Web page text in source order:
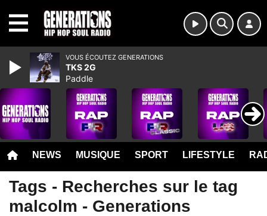
NEWS MUSIQUE SPORT LIFESTYLE
Tags - Recherches sur le tag
malcolm - Generations
VOUS ÉCOUTEZ GENERATIONS
TKS 2G
Paddle